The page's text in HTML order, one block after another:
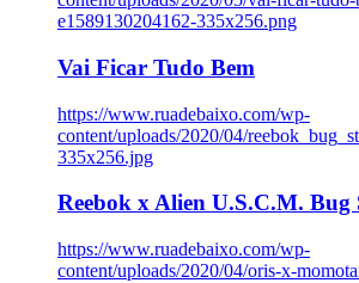
e1589130204162-335x256.png
Vai Ficar Tudo Bem
https://www.ruadebaixo.com/wp-
content/uploads/2020/04/
335x256.jpg
Reebok x Alien U.S.C.M. Bug
https://www.ruadebaixo.com/wp-
content/uploads/2020/04/oris-x-